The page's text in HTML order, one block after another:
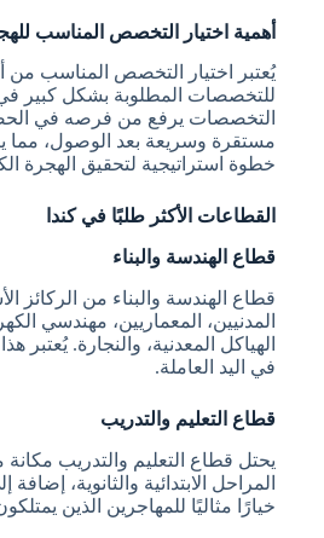
أهمية اختيار التخصص المناسب
يُعتبر اختيار التخصص المناسب من
للتخصصات المطلوبة بشكل كبير في
التخصصات يرفع من فرصه في
مستقرة وسريعة بعد الوصول، مما
خطوة استراتيجية لتحقيق الهجرة
القطاعات الأكثر طلبًا في كندا
قطاع الهندسة والبناء
قطاع الهندسة والبناء من الركائز
المدنيين، المعماريين، مهندسي
الهياكل المعدنية، والنجارة.
في اليد العاملة.
قطاع التعليم والتدريب
يحتل قطاع التعليم والتدريب
المراحل الابتدائية والثانوية،
خيارًا مثاليًا للمهاجرين الذين